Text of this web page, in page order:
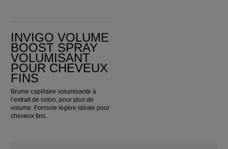
INVIGO VOLUME
BOOST SPRAY
VOLUMISANT
POUR CHEVEUX
FINS
Brume capillaire volumisante à
l’extrait de coton, pour plus de
volume. Formule légère idéale pour
cheveux fins.